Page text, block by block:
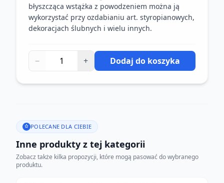
błyszcząca wstążka z powodzeniem można ją
wykorzystać przy ozdabianiu art. styropianowych,
dekoracjach ślubnych i wielu innych.
− + Dodaj do koszyka
POLECANE DLA CIEBIE
Inne produkty z tej kategorii
Zobacz także kilka propozycji, które mogą pasować do wybranego
produktu.